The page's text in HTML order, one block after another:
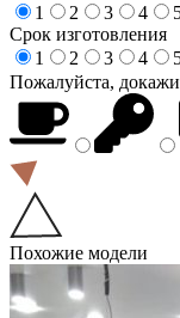
1
2 3 4
Срок изготовления
1
2 3 4
Пожалуйста,
Похожие модели